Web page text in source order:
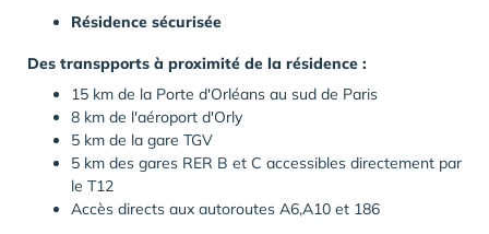
Résidence sécurisée
Des transpports à proximité de la résidence :
15 km de la Porte d'Orléans au sud de Paris
8 km de l'aéroport d'Orly
5 km de la gare TGV
5 km des gares RER B et C accessibles directement par
le T12
Accès directs aux autoroutes A6,A10 et 186